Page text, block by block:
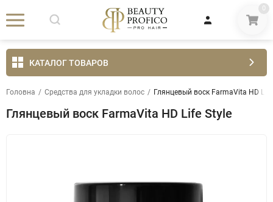
0
КАТАЛОГ ТОВАРОВ
Головна / Средства для укладки волос / Глянцевый воск FarmaVita HD
Глянцевый воск FarmaVita HD Life Style